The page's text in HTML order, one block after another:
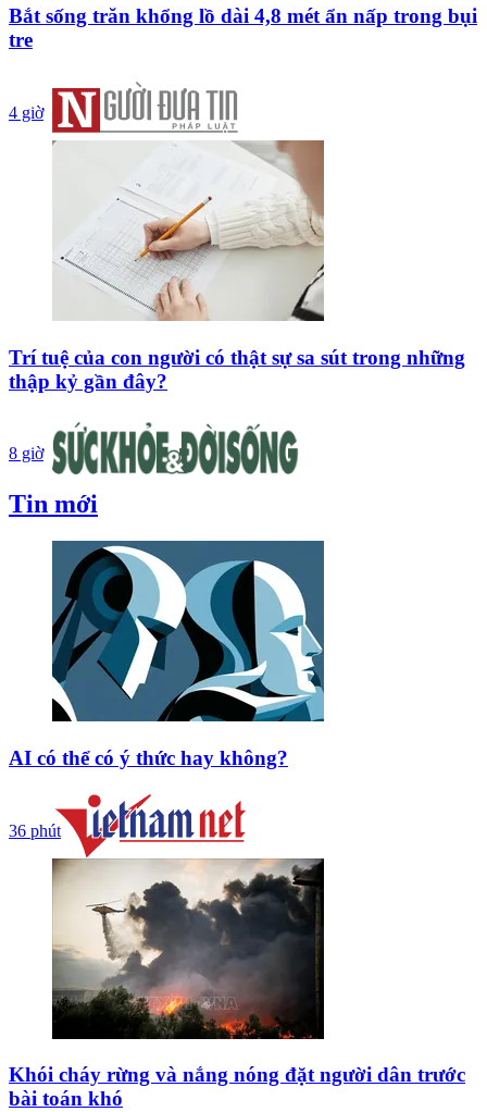
Bắt sống trăn khổng lồ dài 4,8 mét ẩn nấp trong bụi
tre
4 giờ
Trí tuệ của con người có thật sự sa sút trong những
thập kỷ gần đây?
8 giờ
Tin mới
AI có thể có ý thức hay không?
36 phút
Khói cháy rừng và nắng nóng đặt người dân trước
bài toán khó